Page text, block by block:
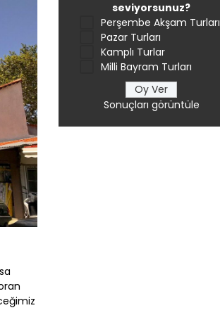
seviyorsunuz?
Perşembe Akşam Turları
Pazar Turları
Kamplı Turlar
Milli Bayram Turları
Sonuçları görüntüle